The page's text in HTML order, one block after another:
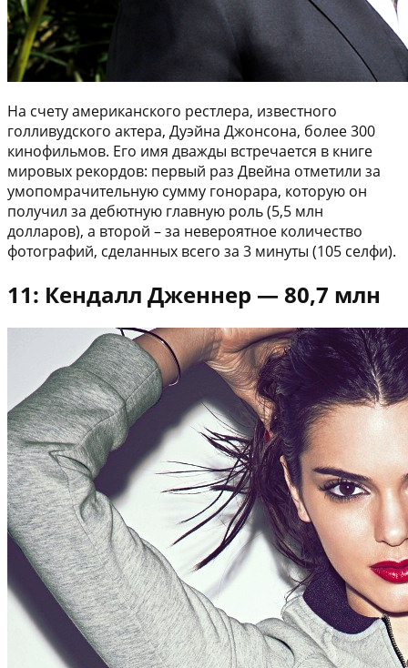
На счету американского рестлера, известного
голливудского актера, Дуэйна Джонсона, более 300
кинофильмов. Его имя дважды встречается в книге
мировых рекордов: первый раз Двейна отметили за
умопомрачительную сумму гонорара, которую он
получил за дебютную главную роль (5,5 млн
долларов), а второй – за невероятное количество
фотографий, сделанных всего за 3 минуты (105 селфи).
11: Кендалл Дженнер — 80,7 млн